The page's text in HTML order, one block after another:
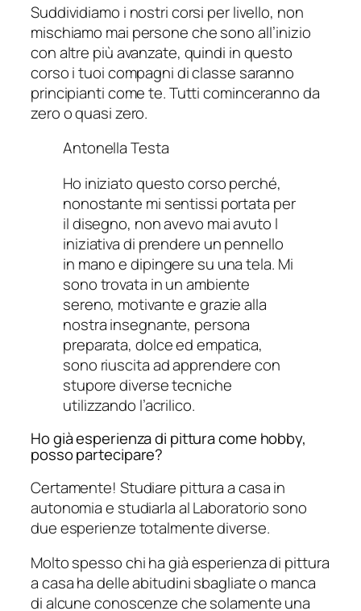
Suddividiamo i nostri corsi per livello, non
mischiamo mai persone che sono all’inizio
con altre più avanzate, quindi in questo
corso i tuoi compagni di classe saranno
principianti come te. Tutti cominceranno da
zero o quasi zero.
Antonella Testa
Ho iniziato questo corso perché,
nonostante mi sentissi portata per
il disegno, non avevo mai avuto l
iniziativa di prendere un pennello
in mano e dipingere su una tela. Mi
sono trovata in un ambiente
sereno, motivante e grazie alla
nostra insegnante, persona
preparata, dolce ed empatica,
sono riuscita ad apprendere con
stupore diverse tecniche
utilizzando l’acrilico.
Ho già esperienza di pittura come hobby,
posso partecipare?
Certamente! Studiare pittura a casa in
autonomia e studiarla al Laboratorio sono
due esperienze totalmente diverse.
Molto spesso chi ha già esperienza di pittura
a casa ha delle abitudini sbagliate o manca
di alcune conoscenze che solamente una